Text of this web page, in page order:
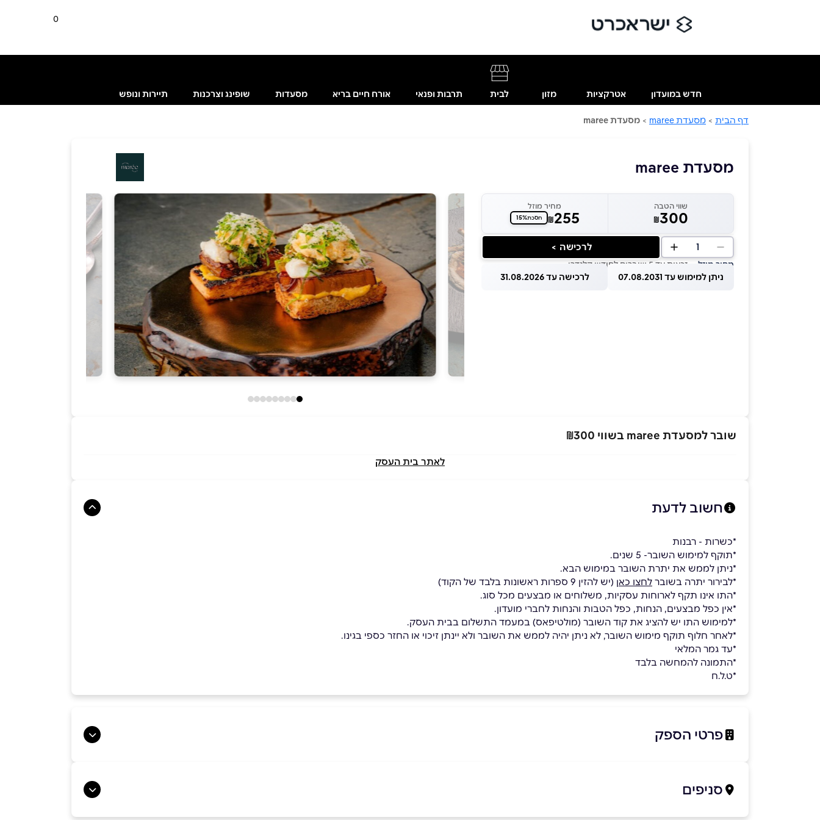
0
חדש במועדון אטרקציות מזון לבית תרבות ופנאי אורח חיים בריא מסעדות שופינג וצרכנות תיירות ונופש
דף הבית > מסעדת maree > מסעדת maree
מסעדת maree
שווי הטבה
₪300
מחיר מוזל
₪255 חסכת15%
1 לרכישה >
מחיר מוזל — זכאות עד 5 שוברים לחודש קלנדרי
ניתן למימוש עד 07.08.2031 לרכישה עד 31.08.2026
שובר למסעדת maree בשווי ₪300
לאתר בית העסק
חשוב לדעת
*כשרות - רבנות
*תוקף למימוש השובר- 5 שנים.
*ניתן לממש את יתרת השובר במימוש הבא.
*לבירור יתרה בשובר לחצו כאן (יש להזין 9 ספרות ראשונות בלבד של הקוד)
*התו אינו תקף לארוחות עסקיות, משלוחים או מבצעים מכל סוג.
*אין כפל מבצעים, הנחות, כפל הטבות והנחות לחברי מועדון.
*למימוש התו יש להציג את קוד השובר (מולטיפאס) במעמד התשלום בבית העסק.
*לאחר חלוף תוקף מימוש השובר, לא ניתן יהיה לממש את השובר ולא יינתן זיכוי או החזר כספי בגינו.
*עד גמר המלאי
*התמונה להמחשה בלבד
*ט.ל.ח
פרטי הספק
באתר
סניפים